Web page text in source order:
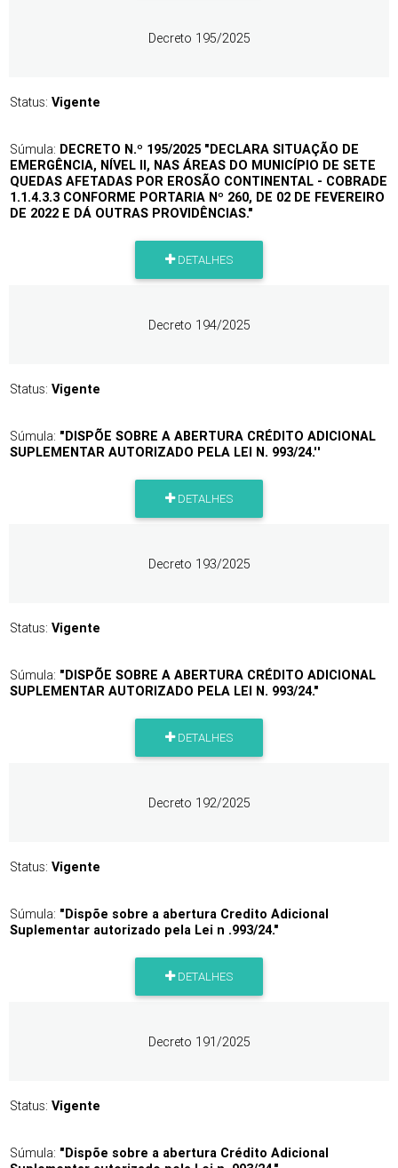
Decreto 195/2025
Status: Vigente
Súmula: DECRETO N.º 195/2025 "DECLARA SITUAÇÃO DE
EMERGÊNCIA, NÍVEL II, NAS ÁREAS DO MUNICÍPIO DE SETE
QUEDAS AFETADAS POR EROSÃO CONTINENTAL - COBRADE
1.1.4.3.3 CONFORME PORTARIA Nº 260, DE 02 DE FEVEREIRO
DE 2022 E DÁ OUTRAS PROVIDÊNCIAS."
DETALHES
Decreto 194/2025
Status: Vigente
Súmula: "DISPÕE SOBRE A ABERTURA CRÉDITO ADICIONAL
SUPLEMENTAR AUTORIZADO PELA LEI N. 993/24.''
DETALHES
Decreto 193/2025
Status: Vigente
Súmula: "DISPÕE SOBRE A ABERTURA CRÉDITO ADICIONAL
SUPLEMENTAR AUTORIZADO PELA LEI N. 993/24."
DETALHES
Decreto 192/2025
Status: Vigente
Súmula: "Dispõe sobre a abertura Credito Adicional
Suplementar autorizado pela Lei n .993/24."
DETALHES
Decreto 191/2025
Status: Vigente
Súmula: "Dispõe sobre a abertura Crédito Adicional